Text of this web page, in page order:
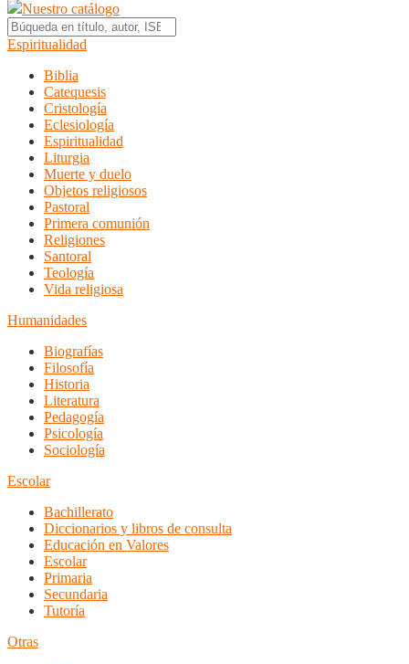
Nuestro catálogo
Espiritualidad
Biblia
Catequesis
Cristología
Eclesiología
Espiritualidad
Liturgia
Muerte y duelo
Objetos religiosos
Pastoral
Primera comunión
Religiones
Santoral
Teología
Vida religiosa
Humanidades
Biografías
Filosofía
Historia
Literatura
Pedagogía
Psicología
Sociología
Escolar
Bachillerato
Diccionarios y libros de consulta
Educación en Valores
Escolar
Primaria
Secundaria
Tutoría
Otras